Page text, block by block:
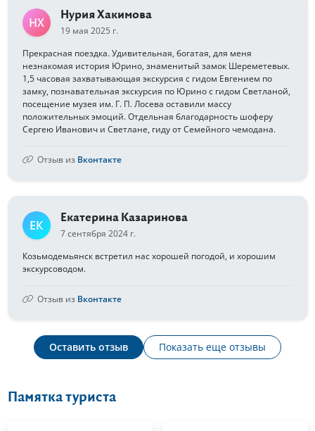
НХ
Нурия Хакимова
19 мая 2025 г.
Прекрасная поездка. Удивительная, богатая, для меня
незнакомая история Юрино, знаменитый замок Шереметевых.
1,5 часовая захватывающая экскурсия с гидом Евгением по
замку, познавательная экскурсия по Юрино с гидом Светланой,
посещение музея им. Г. П. Лосева оставили массу
положительных эмоций. Отдельная благодарность шоферу
Сергею Иванович и Светлане, гиду от Семейного чемодана.
Отзыв из Вконтакте
ЕК
Екатерина Казаринова
7 сентября 2024 г.
Козьмодемьянск встретил нас хорошей погодой, и хорошим
экскурсоводом.
Отзыв из Вконтакте
Оставить отзыв Показать еще отзывы
Памятка туриста